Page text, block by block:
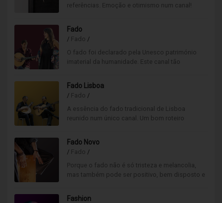
referências. Emoção e otimismo num canal!
Fado
/ Fado /
O fado foi declarado pela Unesco património
imaterial da humanidade. Este canal tão
orgulho.
Fado Lisboa
/ Fado /
A essência do fado tradicional de Lisboa
reunido num único canal. Um bom roteiro
Madragoa, Sé ou Bairro Alto.
Fado Novo
/ Fado /
Porque o fado não é só tristeza e melancolia,
mas também pode ser positivo, bem disposto e
num só canal.
Fashion